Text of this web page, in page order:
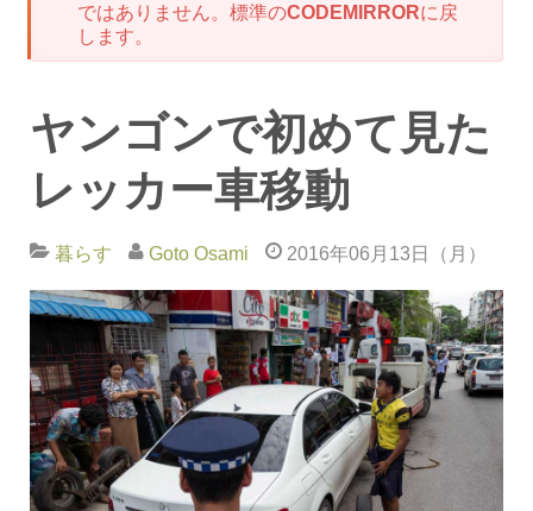
ではありません。標準のCODEMIRRORに戻
します。
ヤンゴンで初めて見た
レッカー車移動
暮らす Goto Osami 2016年06月13日（月）